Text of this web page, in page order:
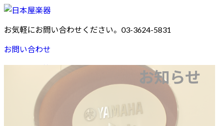
コ
テ
ン
へ
ナ
ゲ
ー
ョ
お気軽にお問い合わせください。 03-3624-5831
お問い合わせ
音楽/英語教室
YAMAHA MUSIC SCHOOL
子どもの総合音楽教育
YAMAHA MUSIC SCHOOL
楽器・歌のレッスン
YAMAHA MUSIC SCHOOL
お知らせ